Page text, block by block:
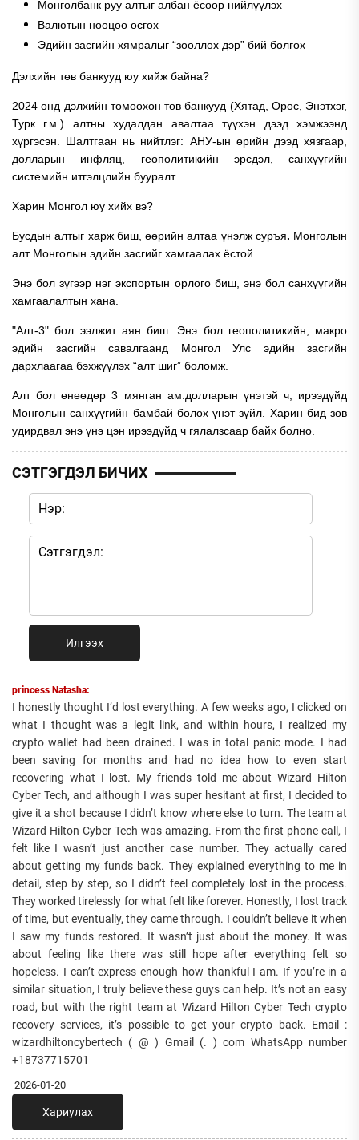
Монголбанк руу алтыг албан ёсоор нийлүүлэх
Валютын нөөцөө өсгөх
Эдийн засгийн хямралыг “зөөллөх дэр” бий болгох
Дэлхийн төв банкууд юу хийж байна?
2024 онд дэлхийн томоохон төв банкууд (Хятад, Орос, Энэтхэг,
Турк г.м.) алтны худалдан авалтаа түүхэн дээд хэмжээнд
хүргэсэн. Шалтгаан нь нийтлэг: АНУ-ын өрийн дээд хязгаар,
долларын инфляц, геополитикийн эрсдэл, санхүүгийн
системийн итгэлцлийн бууралт.
Харин Монгол юу хийх вэ?
Бусдын алтыг харж биш, өөрийн алтаа үнэлж суръя. Монголын
алт Монголын эдийн засгийг хамгаалах ёстой.
Энэ бол зүгээр нэг экспортын орлого биш, энэ бол санхүүгийн
хамгаалалтын хана.
"Алт-3" бол ээлжит аян биш. Энэ бол геополитикийн, макро
эдийн засгийн савалгаанд Монгол Улс эдийн засгийн
дархлаагаа бэхжүүлэх “алт шиг” боломж.
Алт бол өнөөдөр 3 мянган ам.долларын үнэтэй ч, ирээдүйд
Монголын санхүүгийн бамбай болох үнэт зүйл. Харин бид зөв
удирдвал энэ үнэ цэн ирээдүйд ч гялалзсаар байх болно.
СЭТГЭГДЭЛ БИЧИХ
Илгээх
princess Natasha:
I honestly thought I’d lost everything. A few weeks ago, I clicked on
what I thought was a legit link, and within hours, I realized my
crypto wallet had been drained. I was in total panic mode. I had
been saving for months and had no idea how to even start
recovering what I lost. My friends told me about Wizard Hilton
Cyber Tech, and although I was super hesitant at first, I decided to
give it a shot because I didn’t know where else to turn. The team at
Wizard Hilton Cyber Tech was amazing. From the first phone call, I
felt like I wasn’t just another case number. They actually cared
about getting my funds back. They explained everything to me in
detail, step by step, so I didn’t feel completely lost in the process.
They worked tirelessly for what felt like forever. Honestly, I lost track
of time, but eventually, they came through. I couldn’t believe it when
I saw my funds restored. It wasn’t just about the money. It was
about feeling like there was still hope after everything felt so
hopeless. I can’t express enough how thankful I am. If you’re in a
similar situation, I truly believe these guys can help. It’s not an easy
road, but with the right team at Wizard Hilton Cyber Tech crypto
recovery services, it’s possible to get your crypto back. Email :
wizardhiltoncybertech ( @ ) Gmail (. ) com WhatsApp number
+18737715701
2026-01-20
Хариулах